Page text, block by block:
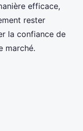
efficace,
rester
la confiance de
marché.